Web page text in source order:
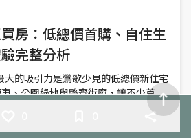
房：低總價首購、自住生
完整分析
大的吸引力是鶯歌少見的低總價新住宅
、公園綠地與整齊街廓，讓不少首購
不過真正該評估的，是生活機能、交通